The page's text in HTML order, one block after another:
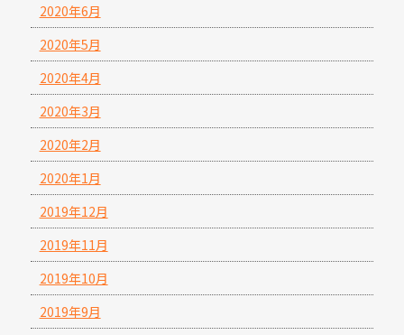
2020年6月
2020年5月
2020年4月
2020年3月
2020年2月
2020年1月
2019年12月
2019年11月
2019年10月
2019年9月